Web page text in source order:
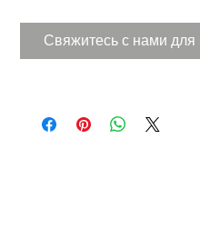
Свяжитесь с нами для